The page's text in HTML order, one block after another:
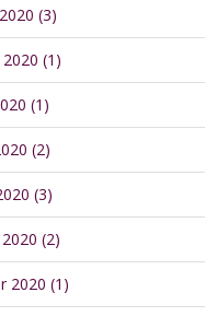
(3)
(1)
(1)
(2)
(3)
(2)
2020 (1)